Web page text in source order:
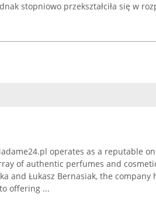
stopniowo przekształciła się w
operates as a reputable
of authentic perfumes and
and Łukasz Bernasiak, the
offering ...